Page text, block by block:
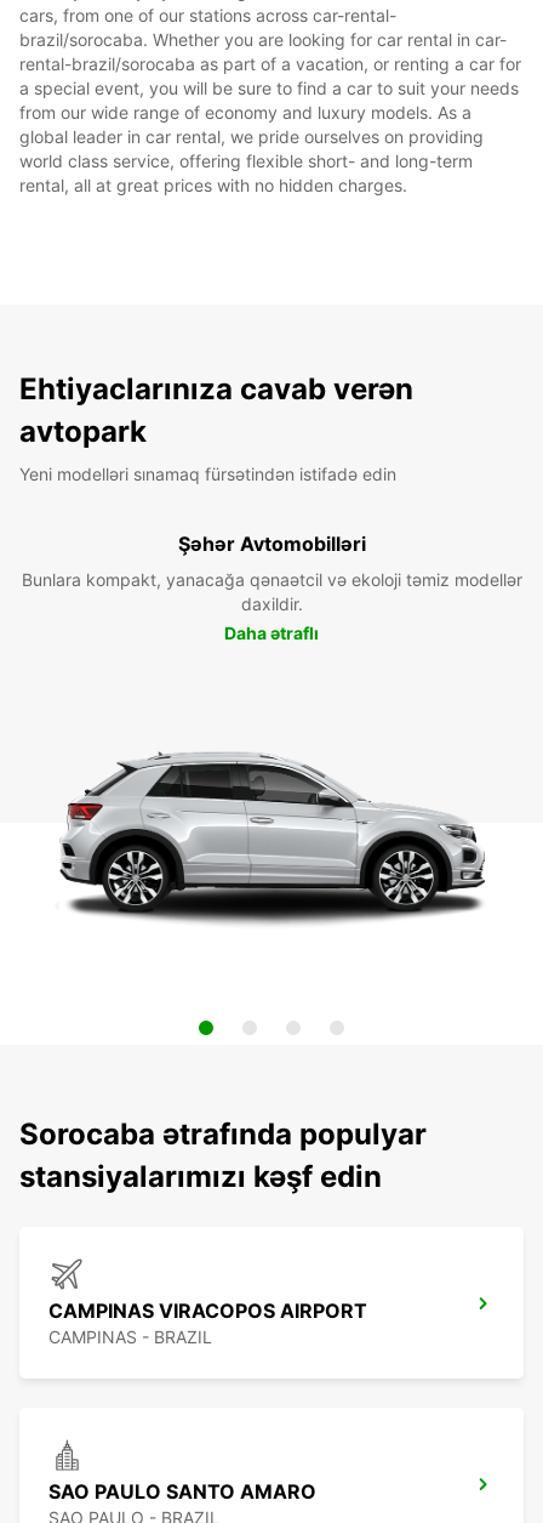
cars, from one of our stations across car-rental-
brazil/sorocaba. Whether you are looking for car rental in car-
rental-brazil/sorocaba as part of a vacation, or renting a car for
a special event, you will be sure to find a car to suit your needs
from our wide range of economy and luxury models. As a
global leader in car rental, we pride ourselves on providing
world class service, offering flexible short- and long-term
rental, all at great prices with no hidden charges.
Ehtiyaclarınıza cavab verən
avtopark
Yeni modelləri sınamaq fürsətindən istifadə edin
Şəhər Avtomobilləri
Bunlara kompakt, yanacağa qənaətcil və ekoloji təmiz modellər
daxildir.
Daha ətraflı
Sorocaba ətrafında populyar
stansiyalarımızı kəşf edin
CAMPINAS VIRACOPOS AIRPORT
CAMPINAS - BRAZIL
SAO PAULO SANTO AMARO
SAO PAULO - BRAZIL